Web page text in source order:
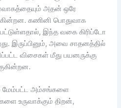
அதன் ஒரே
கணினி பொதுவாக
இந்த வகை கிரிப்டோ
இருப்பினும், அவை சாதனத்தில்
விசைகள் மீது பயனருக்கு
மேம்பட்ட அம்சங்களை
உருவாக்கும் திறன்,